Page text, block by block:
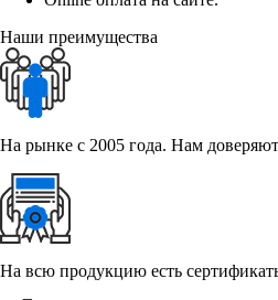
Наши преимущества
На рынке с 2005 года. Нам
На всю продукцию есть